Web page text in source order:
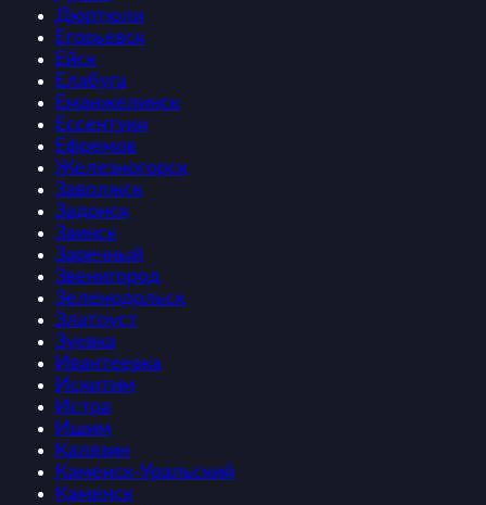
Дюртюли
Егорьевск
Ейск
Елабуга
Еманжелинск
Ессентуки
Ефремов
Железногорск
Заволжск
Задонск
Заинск
Заречный
Звенигород
Зеленодольск
Златоуст
Зуевка
Ивантеевка
Искитим
Истра
Ишим
Калязин
Каменск-Уральский
Каменск